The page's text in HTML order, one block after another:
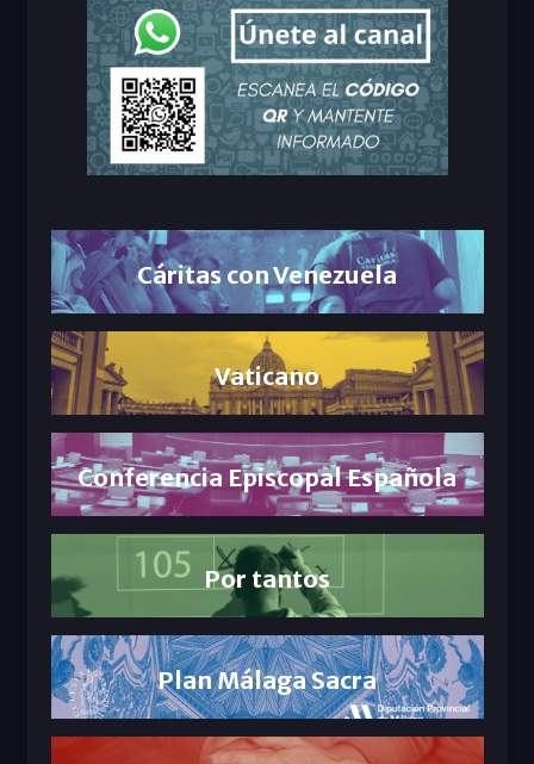
Cáritas con Venezuela
Vaticano
Conferencia Episcopal Española
Por tantos
Plan Málaga Sacra